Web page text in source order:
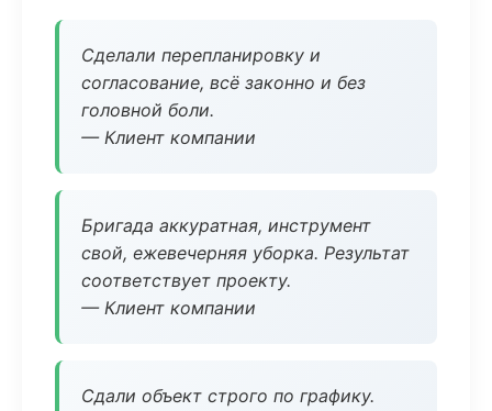
Сделали перепланировку и
согласование, всё законно и без
головной боли.
— Клиент компании
Бригада аккуратная, инструмент
свой, ежевечерняя уборка. Результат
соответствует проекту.
— Клиент компании
Сдали объект строго по графику.